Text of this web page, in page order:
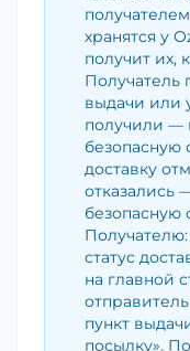
хранятся у
получит их,
Получатель
выдачи или
получили —
безопасную
доставку
отказались
безопасную
статус
на главной
пункт
посылку».